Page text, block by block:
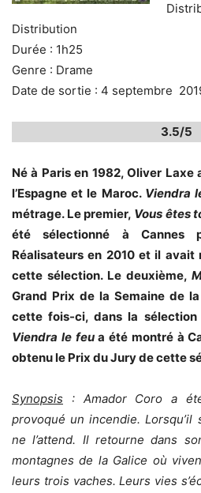
Distribution
Durée : 1h25
Genre : Drame
Date de sortie : 4 septembre
3.5/5
Né à Paris en 1982, Oliver
l’Espagne et le Maroc. Viendra
métrage. Le premier, Vous êtes
été sélectionné à Cannes
Réalisateurs en 2010 et il avait
cette sélection. Le deuxième,
Grand Prix de la Semaine de la
cette fois-ci, dans la sélection
Viendra le feua été montré à
obtenu le Prix du Jury de cette
Synopsis : Amador Coro a
provoqué un incendie.
ne l’attend. Il retourne dans
montagnes de la Galice où
leurs trois vaches. Leurs vies